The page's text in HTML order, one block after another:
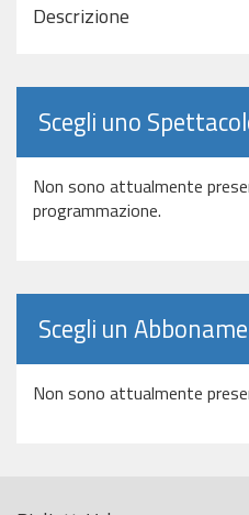
Descrizione
Scegli uno
Non sono attualmente
programmazione.
Scegli un
Non sono attualmente